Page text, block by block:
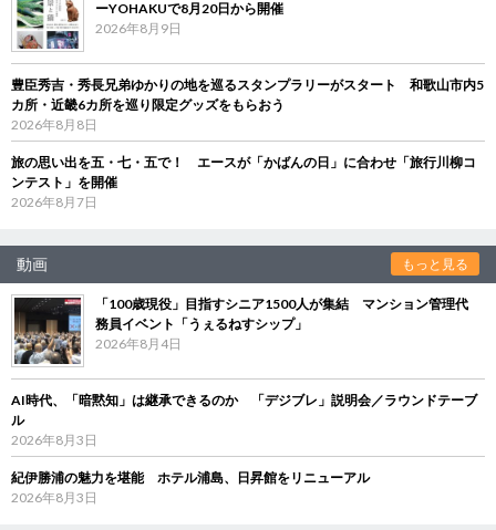
ーYOHAKUで8月20日から開催
2026年8月9日
豊臣秀吉・秀長兄弟ゆかりの地を巡るスタンプラリーがスタート 和歌山市内5
カ所・近畿6カ所を巡り限定グッズをもらおう
2026年8月8日
旅の思い出を五・七・五で！ エースが「かばんの日」に合わせ「旅行川柳コ
ンテスト」を開催
2026年8月7日
動画 もっと見る
「100歳現役」目指すシニア1500人が集結 マンション管理代
務員イベント「うぇるねすシップ」
2026年8月4日
AI時代、「暗黙知」は継承できるのか 「デジブレ」説明会／ラウンドテーブ
ル
2026年8月3日
紀伊勝浦の魅力を堪能 ホテル浦島、日昇館をリニューアル
2026年8月3日